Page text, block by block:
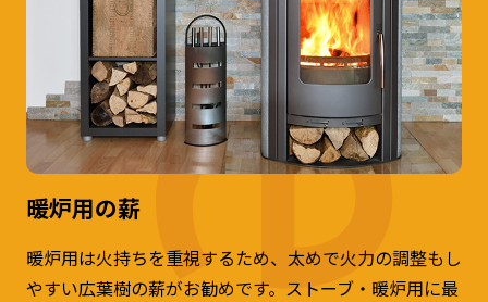
暖炉用の薪
暖炉用は火持ちを重視するため、太めで火力の調整もし
やすい広葉樹の薪がお勧めです。ストーブ・暖炉用に最